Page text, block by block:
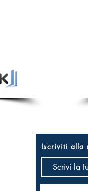
Iscriviti alla